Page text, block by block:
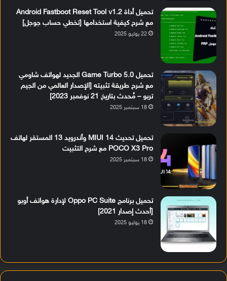
تحميل أداة Android Fastboot Reset Tool v1.2
مع شرح كيفية استخدامها [تخطي حساب جوجل]
22 يوليو 2025
تحميل Game Turbo 5.0 الجديد لهواتف شاومي
مع شرح طريقة تثبيته [الإصدار العالمي من الجيم
تربو – مُحدث بتاريخ 21 نوفمبر 2023]
18 سبتمبر 2025
تحميل تحديث MIUI 14 وأندرويد 13 المستقر لهاتف
POCO X3 Pro مع شرح التثبيت
18 سبتمبر 2025
تحميل برنامج Oppo PC Suite لإدارة هواتف أوبو
[أحدث إصدار 2021]
18 يوليو 2025